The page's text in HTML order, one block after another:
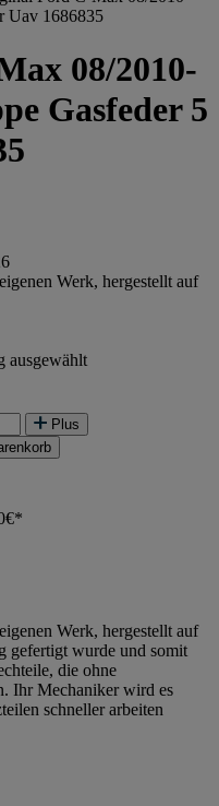
Uav 1686835
08/2010-
Gasfeder 5
Werk, hergestellt auf
ausgewählt
Plus
Werk, hergestellt auf
gefertigt wurde und somit
die ohne
Ihr Mechaniker wird es
schneller arbeiten